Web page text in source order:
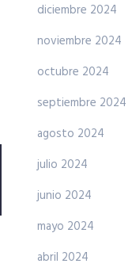
diciembre 2024
noviembre 2024
octubre 2024
septiembre 2024
agosto 2024
julio 2024
junio 2024
mayo 2024
abril 2024